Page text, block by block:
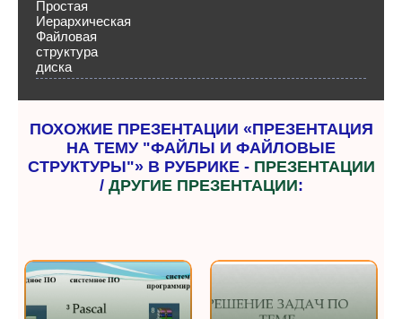
Простая
Иерархическая
Файловая
структура
диска
ПОХОЖИЕ ПРЕЗЕНТАЦИИ «ПРЕЗЕНТАЦИЯ
НА ТЕМУ "ФАЙЛЫ И ФАЙЛОВЫЕ
СТРУКТУРЫ"» В РУБРИКЕ - ПРЕЗЕНТАЦИИ
/ ДРУГИЕ ПРЕЗЕНТАЦИИ: